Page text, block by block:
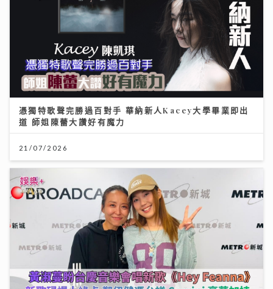
憑獨特歌聲完勝過百對手 華納新人Kacey大學畢業即出
道 師姐陳蕾大讚好有魔力
21/07/2026